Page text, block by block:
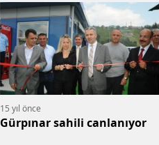
15 yıl önce
Gürpınar sahili canlanıyor